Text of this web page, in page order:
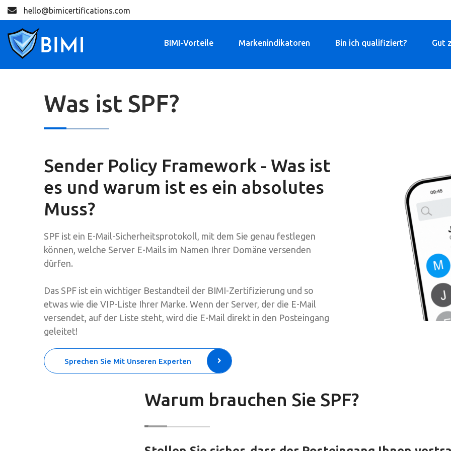
hello@bimicertifications.com
BIMI-Vorteile Markenindikatoren Bin ich qualifiziert? Gut
Was ist SPF?
Sender Policy Framework - Was ist
es und warum ist es ein absolutes
Muss?
SPF ist ein E-Mail-Sicherheitsprotokoll, mit dem Sie genau festlegen
können, welche Server E-Mails im Namen Ihrer Domäne versenden
dürfen.
Das SPF ist ein wichtiger Bestandteil der BIMI-Zertifizierung und so
etwas wie die VIP-Liste Ihrer Marke. Wenn der Server, der die E-Mail
versendet, auf der Liste steht, wird die E-Mail direkt in den Posteingang
geleitet!
Sprechen Sie Mit Unseren Experten
Warum brauchen Sie SPF?